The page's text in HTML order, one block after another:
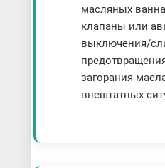
масляных
клапаны или
выключения/
загорания
внештатных